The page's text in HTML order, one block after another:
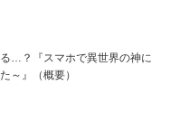
…？『スマホで異世界の神に
～』（概要）